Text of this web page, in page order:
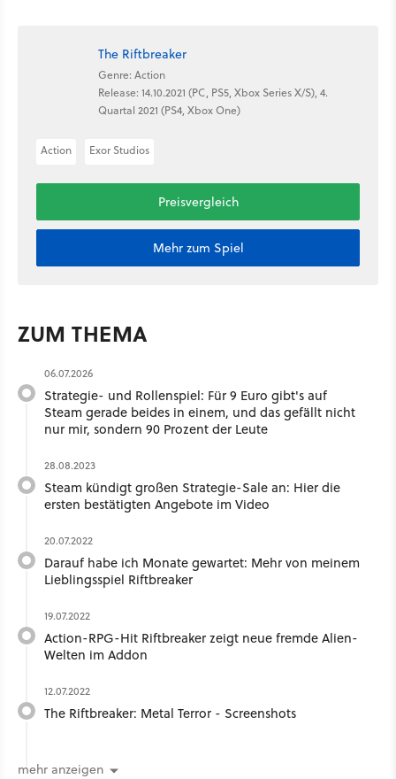
The Riftbreaker
Genre: Action
Release: 14.10.2021 (PC, PS5, Xbox Series X/S), 4.
Quartal 2021 (PS4, Xbox One)
Action Exor Studios
Preisvergleich
Mehr zum Spiel
ZUM THEMA
06.07.2026
Strategie- und Rollenspiel: Für 9 Euro gibt's auf
Steam gerade beides in einem, und das gefällt nicht
nur mir, sondern 90 Prozent der Leute
28.08.2023
Steam kündigt großen Strategie-Sale an: Hier die
ersten bestätigten Angebote im Video
20.07.2022
Darauf habe ich Monate gewartet: Mehr von meinem
Lieblingsspiel Riftbreaker
19.07.2022
Action-RPG-Hit Riftbreaker zeigt neue fremde Alien-
Welten im Addon
12.07.2022
The Riftbreaker: Metal Terror - Screenshots
mehr anzeigen